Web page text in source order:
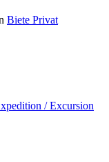
Biete Privat
/ Excursion